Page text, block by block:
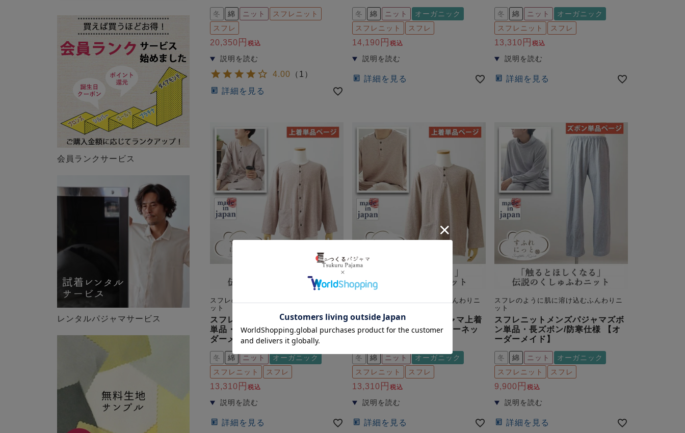
会員ランクサービス
レンタルパジャマサービス
冬 綿 ニット
スフレニット
スフレ
20,350 税込
4.00 （ 1 ）
詳細を見る
冬 綿 ニット
オーガニック
スフレニット
スフレ
14,190 税込
詳細を見る
冬 綿 ニット
オーガニック
スフレニット
スフレ
13,310 税込
詳細を見る
スフレのように肌に溶け込むふんわりニ
ット
スフレニットメンズパジャマ上着
単品・長袖/前開き/襟なし 【オー
ダーメイド】
冬 綿 ニット
オーガニック
スフレニット
スフレ
13,310 税込
詳細を見る
スフレのように肌に溶け込むふんわりニ
スフレニットメンズパジャマ上着
単品・長袖/かぶり/ヘンリーネッ
冬 綿 ニット
オーガニック
スフレニット
スフレ
13,310 税込
詳細を見る
スフレのように肌に溶け込むふんわりニ
ット
スフレニットメンズパジャマズボ
ン単品・長ズボン/防寒仕様 【オ
ーダーメイド】
冬 綿 ニット
オーガニック
スフレニット
スフレ
9,900 税込
詳細を見る